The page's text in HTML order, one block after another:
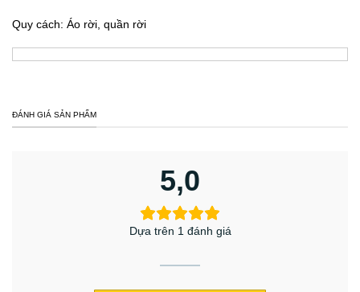
Quy cách: Áo rời, quần rời
ĐÁNH GIÁ SẢN PHẨM
5,0
Dựa trên 1 đánh giá